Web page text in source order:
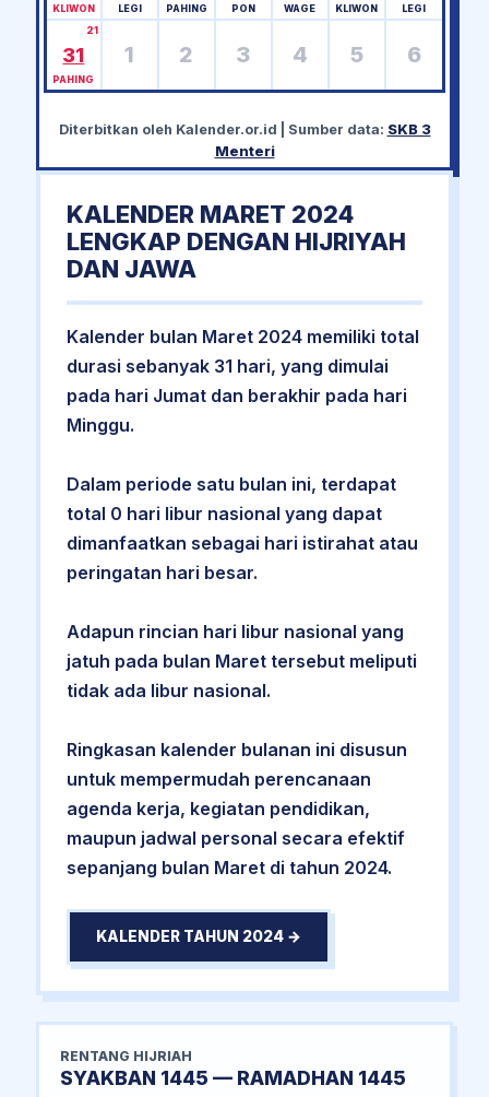
KLIWON LEGI PAHING PON WAGE KLIWON LEGI
31
21
PAHING
1 2 3 4 5 6
Diterbitkan oleh Kalender.or.id | Sumber data: SKB 3
Menteri
KALENDER MARET 2024
LENGKAP DENGAN HIJRIYAH
DAN JAWA
Kalender bulan Maret 2024 memiliki total
durasi sebanyak 31 hari, yang dimulai
pada hari Jumat dan berakhir pada hari
Minggu.
Dalam periode satu bulan ini, terdapat
total 0 hari libur nasional yang dapat
dimanfaatkan sebagai hari istirahat atau
peringatan hari besar.
Adapun rincian hari libur nasional yang
jatuh pada bulan Maret tersebut meliputi
tidak ada libur nasional.
Ringkasan kalender bulanan ini disusun
untuk mempermudah perencanaan
agenda kerja, kegiatan pendidikan,
maupun jadwal personal secara efektif
sepanjang bulan Maret di tahun 2024.
KALENDER TAHUN 2024 →
RENTANG HIJRIAH
SYAKBAN 1445 — RAMADHAN 1445